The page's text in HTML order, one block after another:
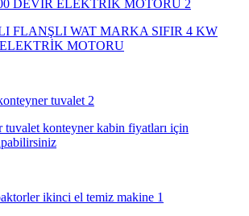
FLANŞLI WAT MARKA SIFIR 4 KW
MOTORU
tuvalet konteyner kabin fiyatları için